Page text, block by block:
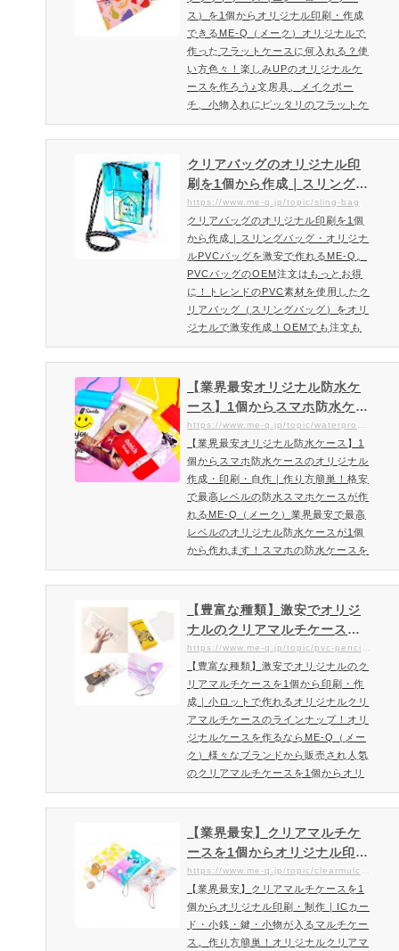
ス）を1個からオリジナル印刷・作成
できるME-Q（メーク）オリジナルで
作ったフラットケースに何入れる？使
い方色々！楽しみUPのオリジナルケ
ースを作ろう♪文房具、メイクポー
チ、小物入れにピッタリのフラットケ
ースを1個から格安で印刷・作成頂け
ます。フラットケースとは文房具やメ
イクポーチ、小物入れなどさまざまな
用途に使え、エンベロープケースとも
呼ばれている封筒型のビニールポーチ
激安価格でオリジナルで印刷・作成…
クリアバッグのオリジナル印
刷を1個から作成｜スリングバ
ッグ・オリジナルPVCバッグ
を激安で作るならME-Q（メー
ク）
https://www.me-q.jp/topic/sling-bag
クリアバッグのオリジナル印刷を1個
から作成｜スリングバッグ・オリジナ
ルPVCバッグを激安で作れるME-Q。
PVCバッグのOEM注文はもっとお得
に！トレンドのPVC素材を使用したク
リアバッグ（スリングバッグ）をオリ
ジナルで激安作成！OEMでも注文も
可能です。人気オーロラカラー×PVC
クリア素材のトレンドを取り入れたク
リアバッグをオリジナルで作ろう！オ
リジナルで作成・印刷できるPVCクリ
【業界最安オリジナル防水ケ
ース】1個からスマホ防水ケー
スのオリジナル作成・印刷・
自作｜作り方簡単！格安で最
高レベルの防水スマホケース
が作れるME-Q（メーク）
https://www.me-q.jp/topic/waterproof-case
【業界最安オリジナル防水ケース】1
個からスマホ防水ケースのオリジナル
作成・印刷・自作｜作り方簡単！格安
で最高レベルの防水スマホケースが作
れるME-Q（メーク）業界最安で最高
レベルのオリジナル防水ケースが1個
から作れます！スマホの防水ケースを
作るなら作り方簡単！ME-Q（メー
ク）海水浴・プール・キャンプ・スノ
ボなどアウトドアからライブ・イベン
【豊富な種類】激安でオリジ
ナルのクリアマルチケースを1
個から印刷・作成｜小ロット
で作れるオリジナルクリアマ
ルチケースのラインナップ！
オリジナルケースを作るなら
ME-Q（メーク）
https://www.me-q.jp/topic/pvc-pencil-case
【豊富な種類】激安でオリジナルのク
リアマルチケースを1個から印刷・作
成｜小ロットで作れるオリジナルクリ
アマルチケースのラインナップ！オリ
ジナルケースを作るならME-Q（メー
ク）様々なブランドから販売され人気
のクリアマルチケースを1個からオリ
ジナル制作・印刷頂けます。ME-Qで
はサイズやカラーも豊富！オリジナル
クリアマルチケースのラインナップを
ぜひご覧下さい。ME-Qでオススメの
クリアマルチケースのラインナップを
アマルチケース。個人利用はも…
【業界最安】クリアマルチケ
ースを1個からオリジナル印
刷・制作｜ICカード・小銭・
鍵・小物が入るマルチケー
ス。作り方簡単！オリジナル
クリアマルチケースを小ロッ
https://www.me-q.jp/topic/clearmulchcase-s
【業界最安】クリアマルチケースを1
個からオリジナル印刷・制作｜ICカー
ド・小銭・鍵・小物が入るマルチケー
ス。作り方簡単！オリジナルクリアマ